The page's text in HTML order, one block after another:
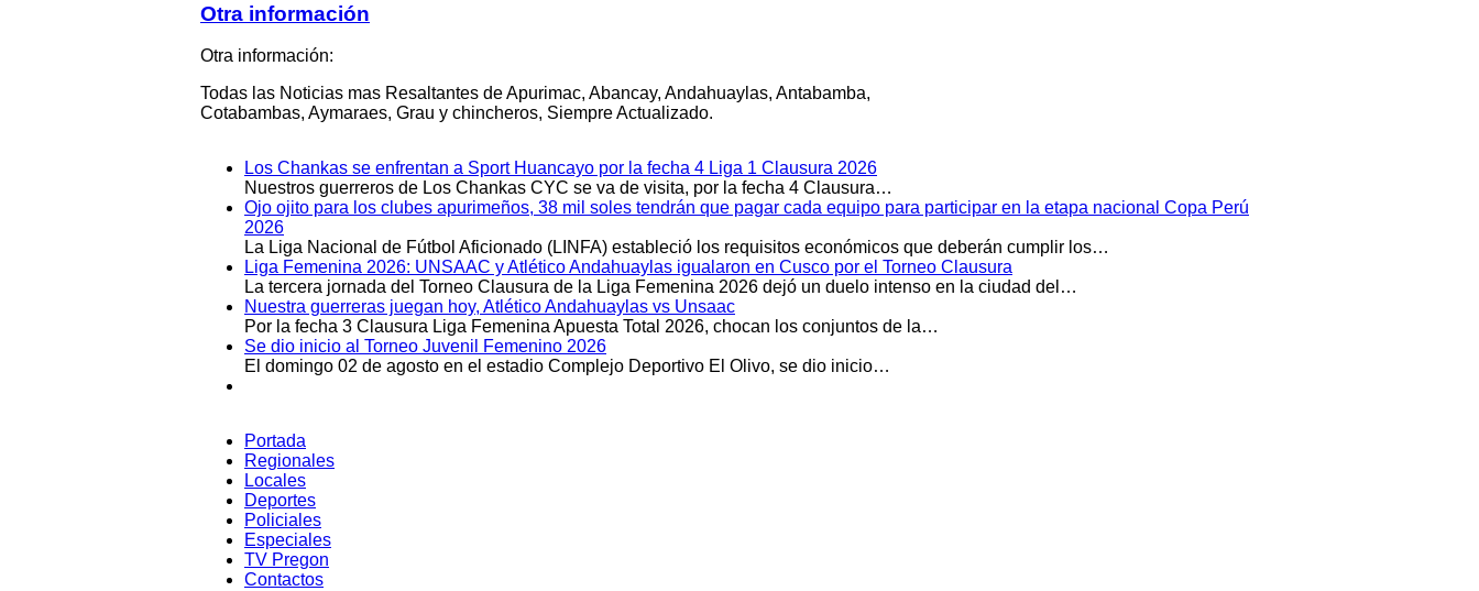
Otra información
Otra información:
Todas las Noticias mas Resaltantes de Apurimac, Abancay, Andahuaylas, Antabamba,
Cotabambas, Aymaraes, Grau y chincheros, Siempre Actualizado.
Los Chankas se enfrentan a Sport Huancayo por la fecha 4 Liga 1 Clausura 2026
Nuestros guerreros de Los Chankas CYC se va de visita, por la fecha 4 Clausura…
Ojo ojito para los clubes apurimeños, 38 mil soles tendrán que pagar cada equipo para participar en la etapa nacional Copa Perú
2026
La Liga Nacional de Fútbol Aficionado (LINFA) estableció los requisitos económicos que deberán cumplir los…
Liga Femenina 2026: UNSAAC y Atlético Andahuaylas igualaron en Cusco por el Torneo Clausura
La tercera jornada del Torneo Clausura de la Liga Femenina 2026 dejó un duelo intenso en la ciudad del…
Nuestra guerreras juegan hoy, Atlético Andahuaylas vs Unsaac
Por la fecha 3 Clausura Liga Femenina Apuesta Total 2026, chocan los conjuntos de la…
Se dio inicio al Torneo Juvenil Femenino 2026
El domingo 02 de agosto en el estadio Complejo Deportivo El Olivo, se dio inicio…
Portada
Regionales
Locales
Deportes
Policiales
Especiales
TV Pregon
Contactos